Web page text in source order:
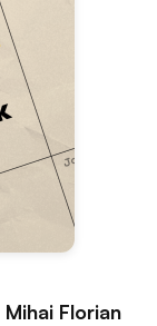
Mihai Florian